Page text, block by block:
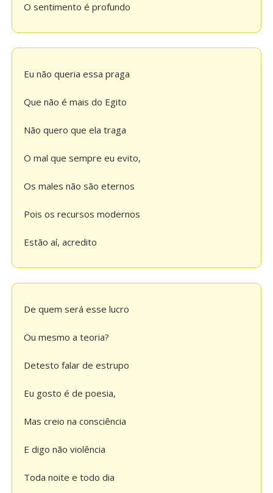
O sentimento é profundo
Eu não queria essa praga
Que não é mais do Egito
Não quero que ela traga
O mal que sempre eu evito,
Os males não são eternos
Pois os recursos modernos
Estão aí, acredito
De quem será esse lucro
Ou mesmo a teoria?
Detesto falar de estrupo
Eu gosto é de poesia,
Mas creio na consciência
E digo não violência
Toda noite e todo dia